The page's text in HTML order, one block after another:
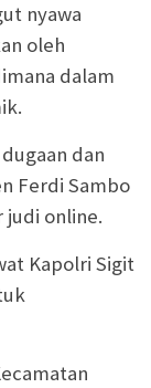
nyawa
oleh
dalam
dan
Ferdi Sambo
judi online.
Kapolri Sigit